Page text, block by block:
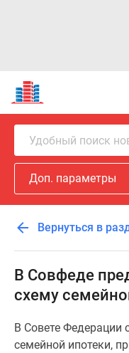
Новостройки
Квартиры
Ипотека
Новостройки
Москвы
Новостройки
Подмосковья
Новостройки
Москвы
Готовые
новостройки
Новостройки
Специальные
Удобный поиск
Доп. параметры
Вернуться в
В Совфеде
схему
В Совете Федерации
семейной ипотеки,